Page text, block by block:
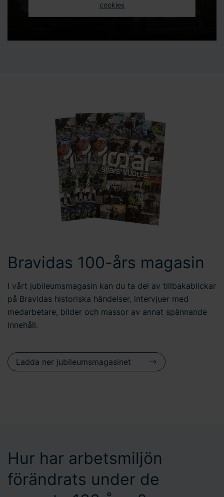
cookies
Bravidas 100-års magasin
I vårt jubileumsmagasin kan du ta del av tillbakablickar
på Bravidas historiska händelser, intervjuer med
medarbetare, bilder och massor av annat spännande
innehåll.
Ladda ner jubileumsmagasinet
Hur har arbetsmiljön
förändrats under de